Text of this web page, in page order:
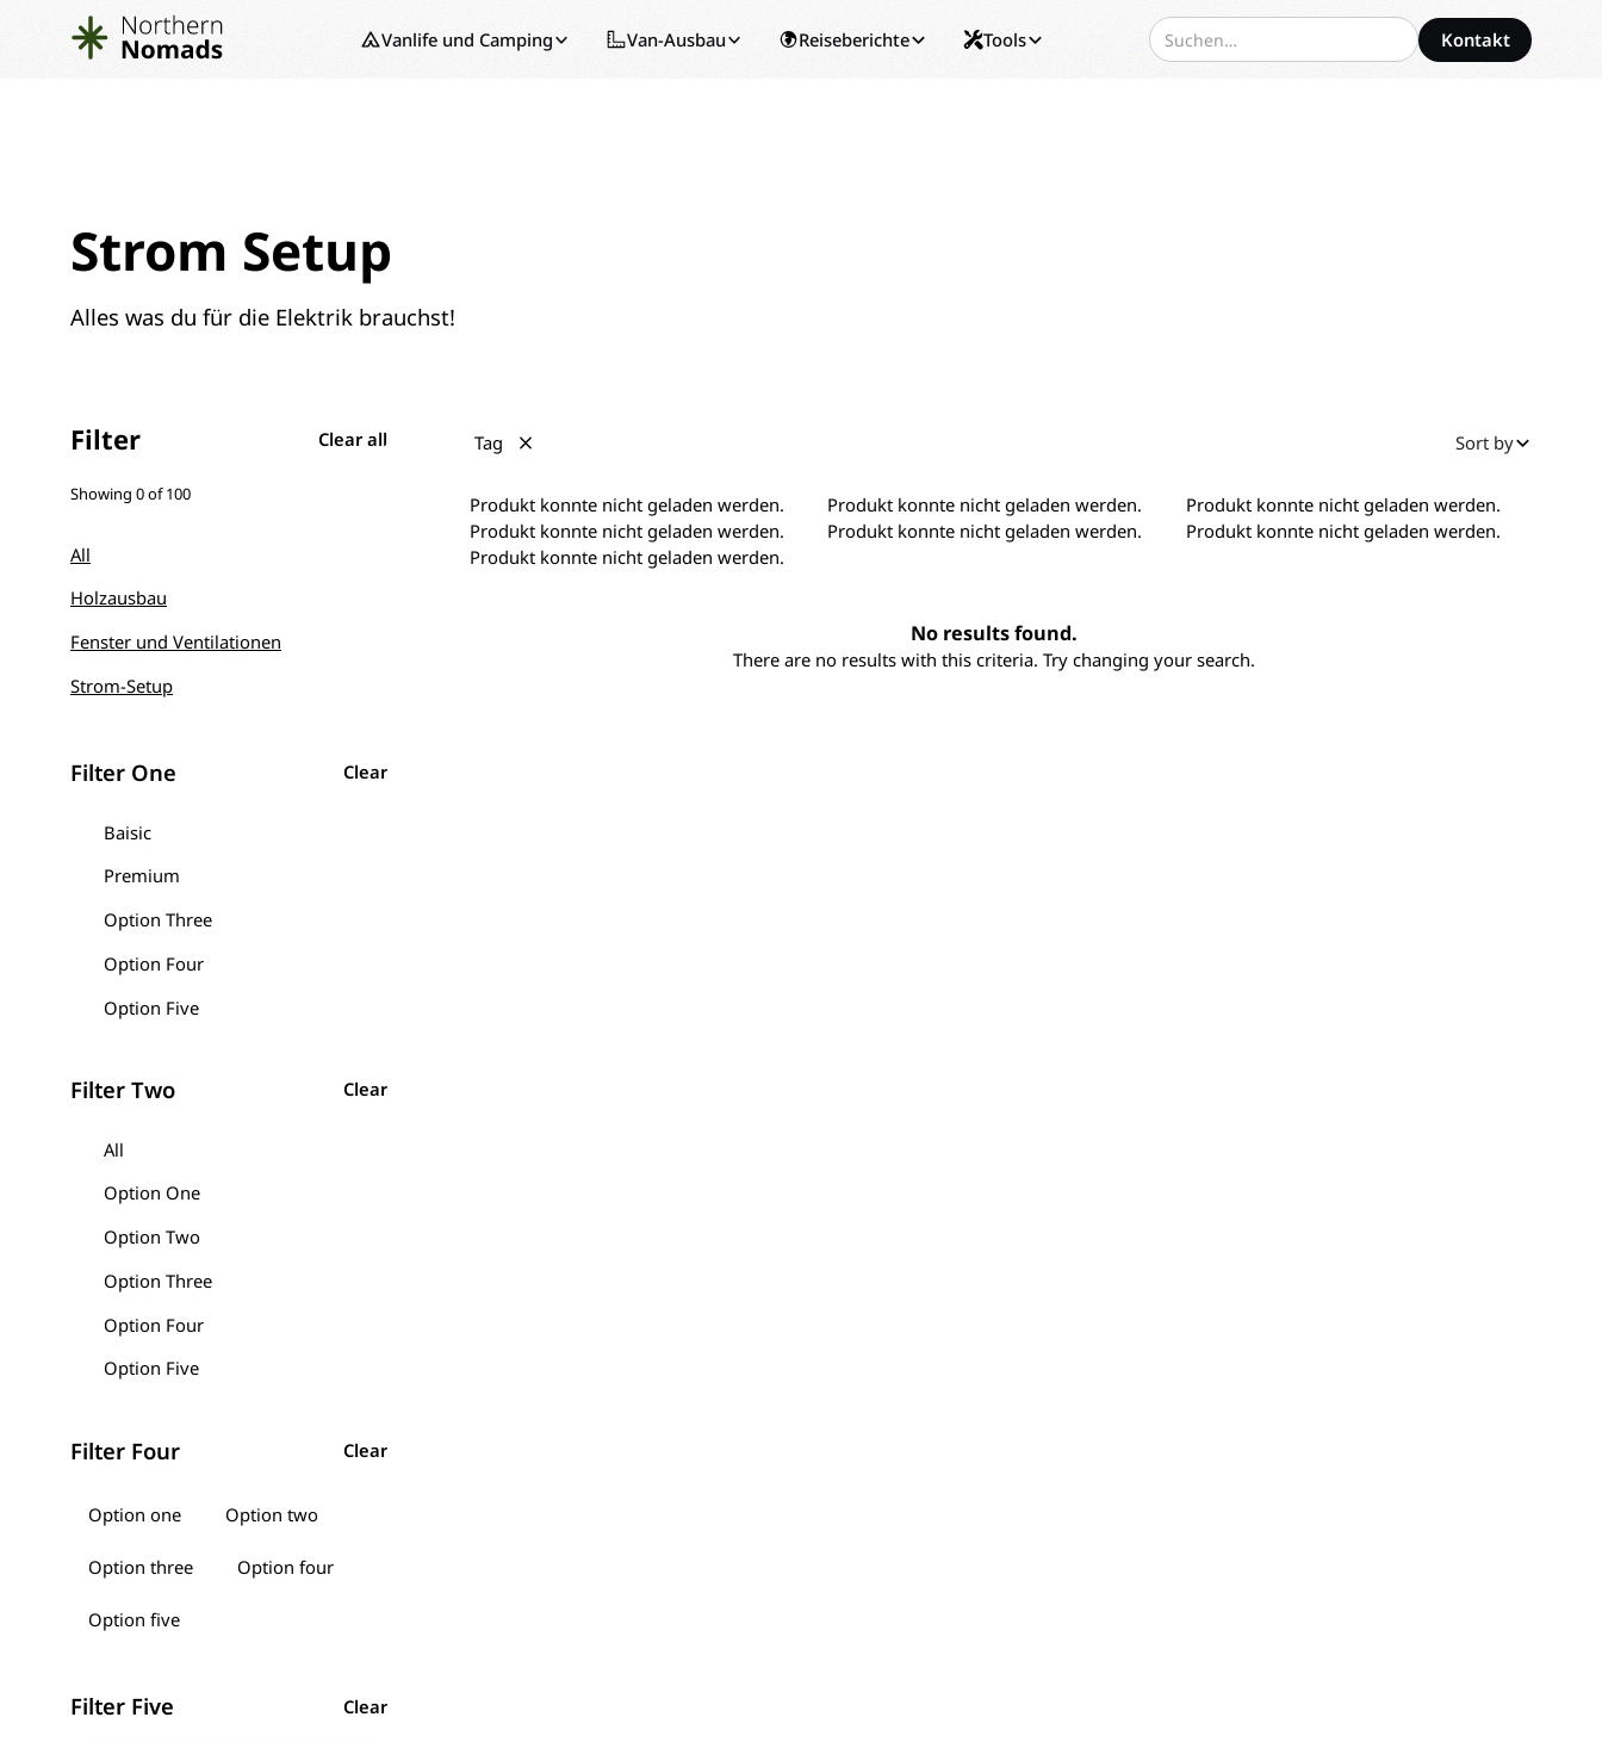
Vanlife und Camping Van-Ausbau Reiseberichte Tools Kontakt
Strom Setup
Alles was du für die Elektrik brauchst!
Filter Clear all
Showing0of100
All
Holzausbau
Fenster und Ventilationen
Strom-Setup
Filter One Clear
Baisic
Premium
Option Three
Option Four
Option Five
Filter Two Clear
All
Option One
Option Two
Option Three
Option Four
Option Five
Filter Four Clear
Option one Option two
Option three Option four
Option five
Filter Five Clear
Tag Sort by
Produkt konnte nicht geladen werden. Produkt konnte nicht geladen werden.
Produkt konnte nicht geladen werden.
Produkt konnte nicht geladen werden.
Produkt konnte nicht geladen werden.
Produkt konnte nicht geladen werden.
Produkt konnte nicht geladen werden.
No results found.
There are no results with this criteria. Try changing your search.